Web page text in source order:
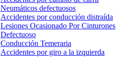
Neumáticos defectuosos
Accidentes por conducción distraída
Lesiones Ocasionado Por Cinturones
Defectuoso
Conducción Temeraria
Accidentes por giro a la izquierda